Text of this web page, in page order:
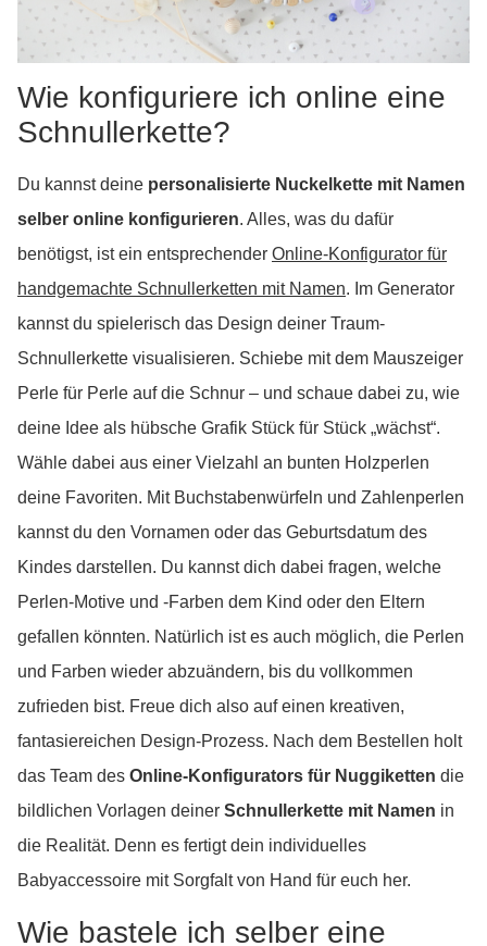
Wie konfiguriere ich online eine
Schnullerkette?
Du kannst deine personalisierte Nuckelkette mit Namen
selber online konfigurieren. Alles, was du dafür
benötigst, ist ein entsprechender Online-Konfigurator für
handgemachte Schnullerketten mit Namen. Im Generator
kannst du spielerisch das Design deiner Traum-
Schnullerkette visualisieren. Schiebe mit dem Mauszeiger
Perle für Perle auf die Schnur – und schaue dabei zu, wie
deine Idee als hübsche Grafik Stück für Stück „wächst“.
Wähle dabei aus einer Vielzahl an bunten Holzperlen
deine Favoriten. Mit Buchstabenwürfeln und Zahlenperlen
kannst du den Vornamen oder das Geburtsdatum des
Kindes darstellen. Du kannst dich dabei fragen, welche
Perlen-Motive und -Farben dem Kind oder den Eltern
gefallen könnten. Natürlich ist es auch möglich, die Perlen
und Farben wieder abzuändern, bis du vollkommen
zufrieden bist. Freue dich also auf einen kreativen,
fantasiereichen Design-Prozess. Nach dem Bestellen holt
das Team des Online-Konfigurators für Nuggiketten die
bildlichen Vorlagen deiner Schnullerkette mit Namen in
die Realität. Denn es fertigt dein individuelles
Babyaccessoire mit Sorgfalt von Hand für euch her.
Wie bastele ich selber eine